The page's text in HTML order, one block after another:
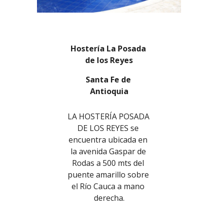
Hostería La Posada
de los Reyes
Santa Fe de
Antioquia
LA HOSTERÍA POSADA
DE LOS REYES se
encuentra ubicada en
la avenida Gaspar de
Rodas a 500 mts del
puente amarillo sobre
el Río Cauca a mano
derecha.